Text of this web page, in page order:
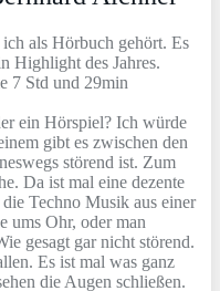
als Hörbuch gehört. Es
Highlight des Jahres.
7 Std und 29min
ein Hörspiel? Ich würde
gibt es zwischen den
störend ist. Zum
Da ist mal eine dezente
Techno Musik aus einer
ums Ohr, oder man
gesagt gar nicht störend.
Es ist mal was ganz
die Augen schließen.